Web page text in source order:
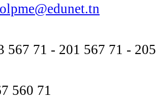
olpme@edunet.tn
567 71 - 201 567 71 -
560 71